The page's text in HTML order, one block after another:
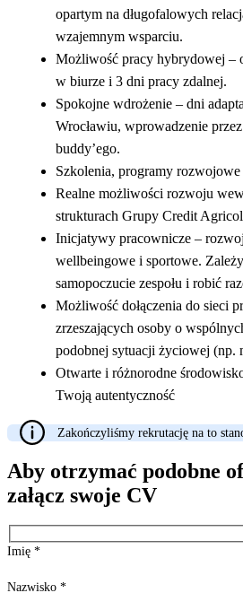
opartym na długofalowych
wzajemnym wsparciu.
Możliwość pracy hybrydowej –
w biurze i 3 dni pracy zdalnej.
Spokojne wdrożenie – dni
Wrocławiu, wprowadzenie
buddy’ego.
Szkolenia, programy
Realne możliwości rozwoju
strukturach Grupy Credit
Inicjatywy pracownicze –
wellbeingowe i sportowe.
samopoczucie zespołu i robić
Możliwość dołączenia do sieci
zrzeszających osoby o
podobnej sytuacji życiowej (np.
Otwarte i różnorodne
Twoją autentyczność
Zakończyliśmy rekrutację na to
Aby otrzymać podobne
załącz swoje CV
Imię *
Nazwisko *